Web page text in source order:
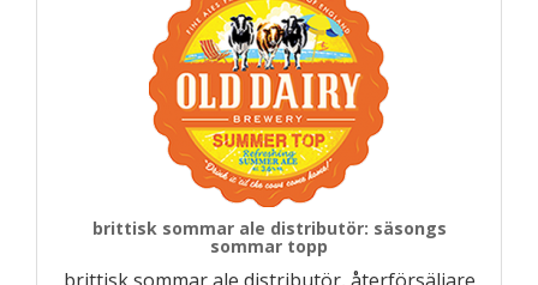
brittisk sommar ale distributör: säsongs
sommar topp